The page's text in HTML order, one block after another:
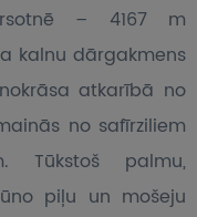
– 4167 m
kalnu dārgakmens
atkarībā no
no safīrziliem
Tūkstoš palmu,
piļu un mošeju